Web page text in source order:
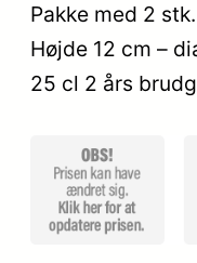
baseret
på
ømmelse
Pakke med 2
Højde 12 cm –
25 cl 2 års